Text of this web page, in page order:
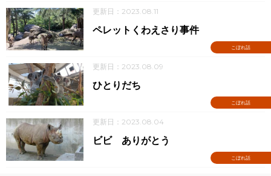
更新日：2023.08.11
こぼれ話
ペレットくわえさり事件
更新日：2023.08.09
こぼれ話
ひとりだち
更新日：2023.08.04
こぼれ話
ビビ ありがとう